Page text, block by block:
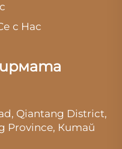
с Нас
Qiantang District,
Province, Китай